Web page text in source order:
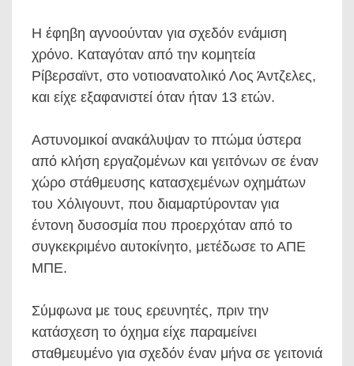
Η έφηβη αγνοούνταν για σχεδόν ενάμιση
χρόνο. Καταγόταν από την κομητεία
Ρίβερσαϊντ, στο νοτιοανατολικό Λος Άντζελες,
και είχε εξαφανιστεί όταν ήταν 13 ετών.
Αστυνομικοί ανακάλυψαν το πτώμα ύστερα
από κλήση εργαζομένων και γειτόνων σε έναν
χώρο στάθμευσης κατασχεμένων οχημάτων
του Χόλιγουντ, που διαμαρτύρονταν για
έντονη δυσοσμία που προερχόταν από το
συγκεκριμένο αυτοκίνητο, μετέδωσε το ΑΠΕ
ΜΠΕ.
Σύμφωνα με τους ερευνητές, πριν την
κατάσχεση το όχημα είχε παραμείνει
σταθμευμένο για σχεδόν έναν μήνα σε γειτονιά